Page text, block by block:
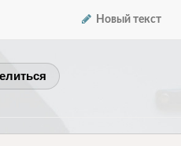
Новый текст